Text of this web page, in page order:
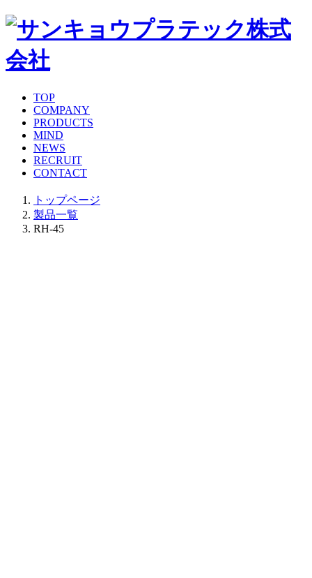
TOP
COMPANY
PRODUCTS
MIND
NEWS
RECRUIT
CONTACT
トップページ
製品一覧
RH-45